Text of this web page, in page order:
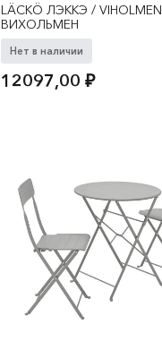
LÄCKÖ ЛЭККЭ / VIHOLMEN
ВИХОЛЬМЕН
Нет в наличии
12097,00₽